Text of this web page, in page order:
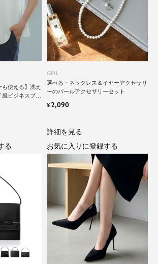
プを重ねつづける、大人の女
のスーツファッション
ザーシーンで活躍するセレモニース
ずに着て頂ける素敵な一枚...それが
するスーツです。
かに着こなすことのできる女性らしい
ックフォーマルまで幅広くご提案さ
close
も使える】洗え
風ビジネスブラ
GIRL
選べる・ネックレス＆イヤーアクセサリ
ーのパールアクセサリーセット
¥2,090
る
詳細を見る
お気に入りに登録する